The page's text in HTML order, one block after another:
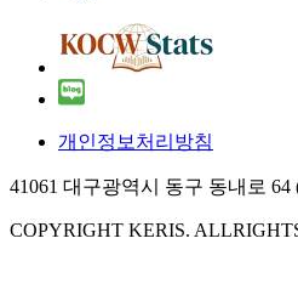
개인정보처리방침
41061 대구광역시 동구 동내로 64
COPYRIGHT KERIS.